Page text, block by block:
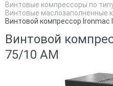
Винтовые компрессоры по
Винтовые маслозаполненные
Винтовой компрессор Ironmac
Винтовой
75/10 AM
Как к Вам
Телефон
Как к Вам
Телефон
Город доставки
Как к Вам
Как к Вам
Телефон